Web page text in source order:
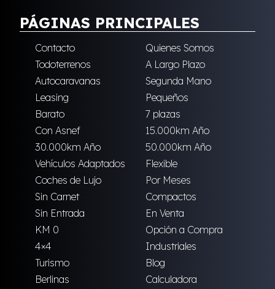
PÁGINAS PRINCIPALES
Contacto
Quienes Somos
Todoterrenos
A Largo Plazo
Autocaravanas
Segunda Mano
Leasing
Pequeños
Barato
7 plazas
Con Asnef
15.000km Año
30.000km Año
50.000km Año
Vehículos Adaptados
Flexible
Coches de Lujo
Por Meses
Sin Carnet
Compactos
Sin Entrada
En Venta
KM 0
Opción a Compra
4×4
Industriales
Turismo
Blog
Berlinas
Calculadora